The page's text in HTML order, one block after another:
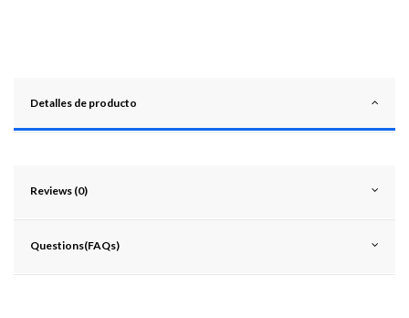
Detalles de producto
Reviews (0)
Questions(FAQs)